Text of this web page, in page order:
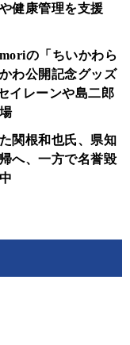
健康管理を支援
の「ちいかわら
わ公開記念グッズ
イレーンや島二郎
関根和也氏、県知
へ、一方で名誉毀